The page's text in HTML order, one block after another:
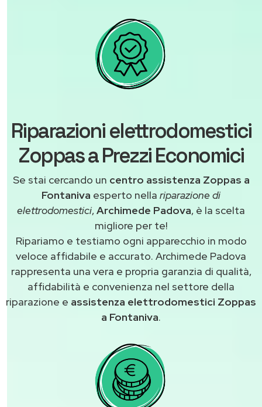
Riparazioni elettrodomestici
Zoppas a Prezzi Economici
Se stai cercando un centro assistenza Zoppas a
Fontaniva esperto nella riparazione di
elettrodomestici,Archimede Padova, è la scelta
migliore per te!
Ripariamo e testiamo ogni apparecchio in modo
veloce affidabile e accurato. Archimede Padova
rappresenta una vera e propria garanzia di qualità,
affidabilità e convenienza nel settore della
riparazione e assistenza elettrodomestici Zoppas
a Fontaniva.